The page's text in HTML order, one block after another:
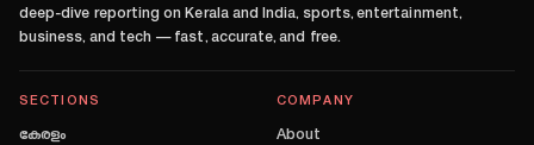
deep-dive reporting on Kerala and India, sports, entertainment,
business, and tech — fast, accurate, and free.
SECTIONS
കേരളം
COMPANY
About